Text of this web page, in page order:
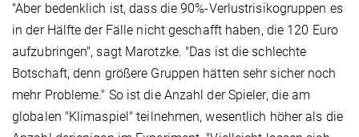
"Aber bedenklich ist, dass die 90%-Verlustrisikogruppen es
in der Hälfte der Fälle nicht geschafft haben, die 120 Euro
aufzubringen", sagt Marotzke. "Das ist die schlechte
Botschaft, denn größere Gruppen hätten sehr sicher noch
mehr Probleme." So ist die Anzahl der Spieler, die am
globalen "Klimaspiel" teilnehmen, wesentlich höher als die